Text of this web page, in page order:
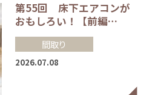
第55回 床下エアコンが
おもしろい！【前編…
間取り
2026.07.08